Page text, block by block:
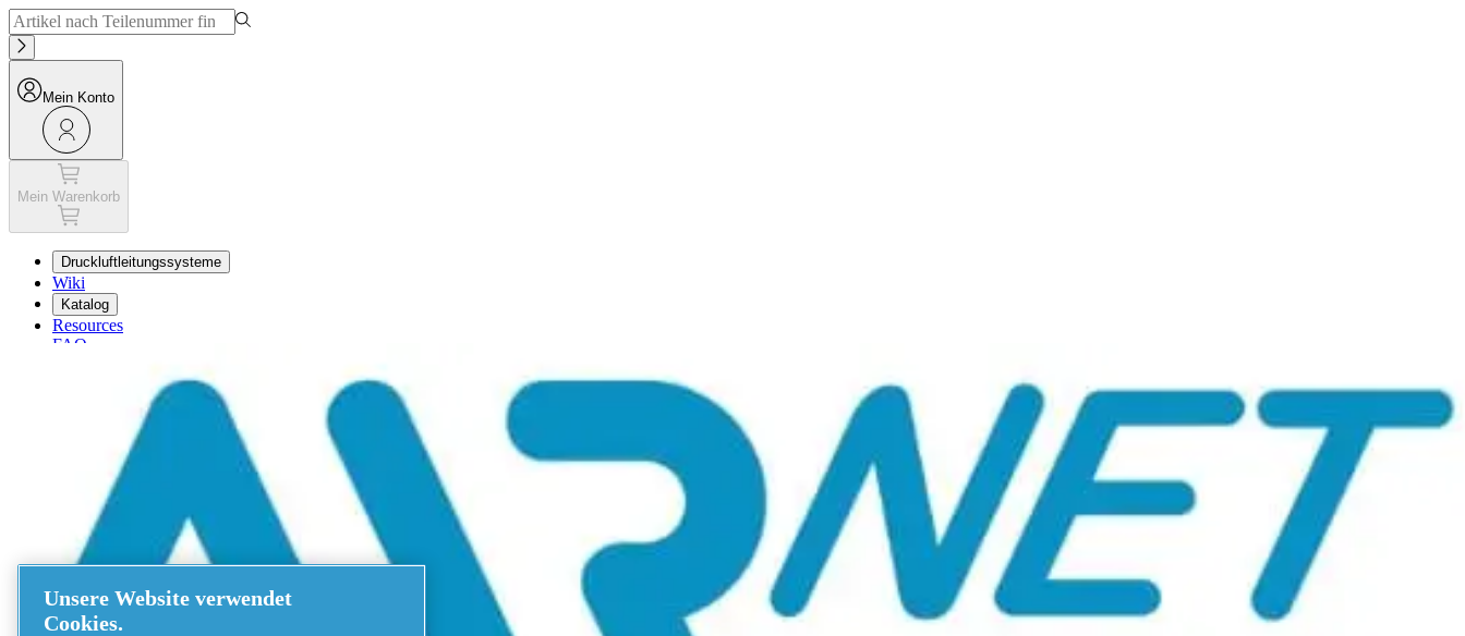
Mein Konto
Mein Warenkorb
Druckluftleitungssysteme
Wiki
Katalog
Resources
FAQ
Mein Konto
Menü
Es ist ein Fehler aufgetreten
Unsere Website verwendet
Cookies.